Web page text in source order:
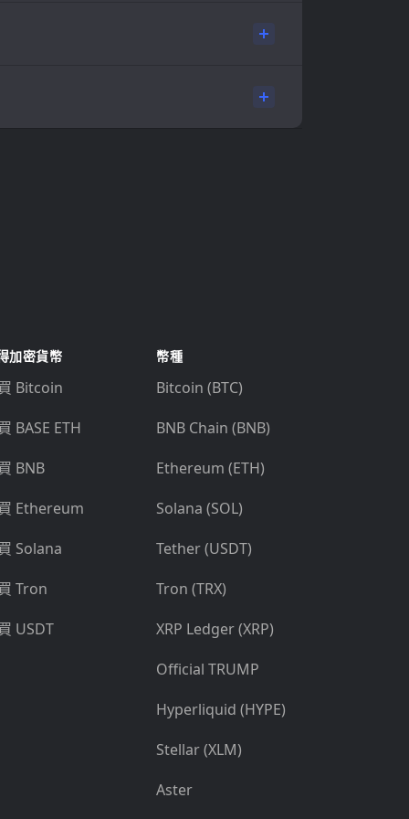
加密貨幣
Bitcoin
BASE ETH
BNB
Ethereum
Solana
Tron
USDT
幣種
Bitcoin (BTC)
BNB Chain (BNB)
Ethereum (ETH)
Solana (SOL)
Tether (USDT)
Tron (TRX)
XRP Ledger (XRP)
Official TRUMP
Hyperliquid (HYPE)
Stellar (XLM)
Aster